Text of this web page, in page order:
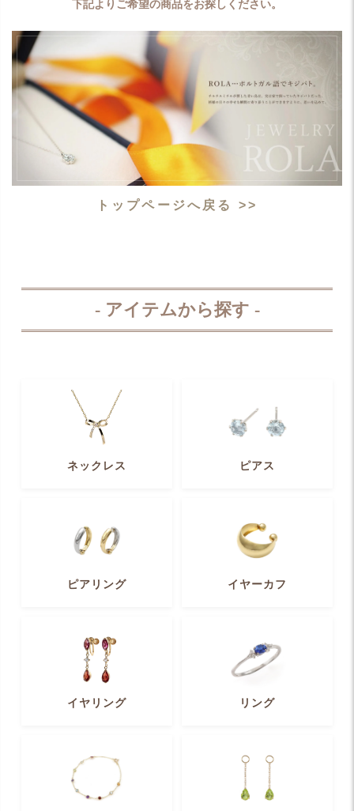
下記よりご希望の商品をお探しください。
トップページへ戻る >>
- アイテムから探す -
ネックレス ピアス
ピアリング イヤーカフ
イヤリング リング